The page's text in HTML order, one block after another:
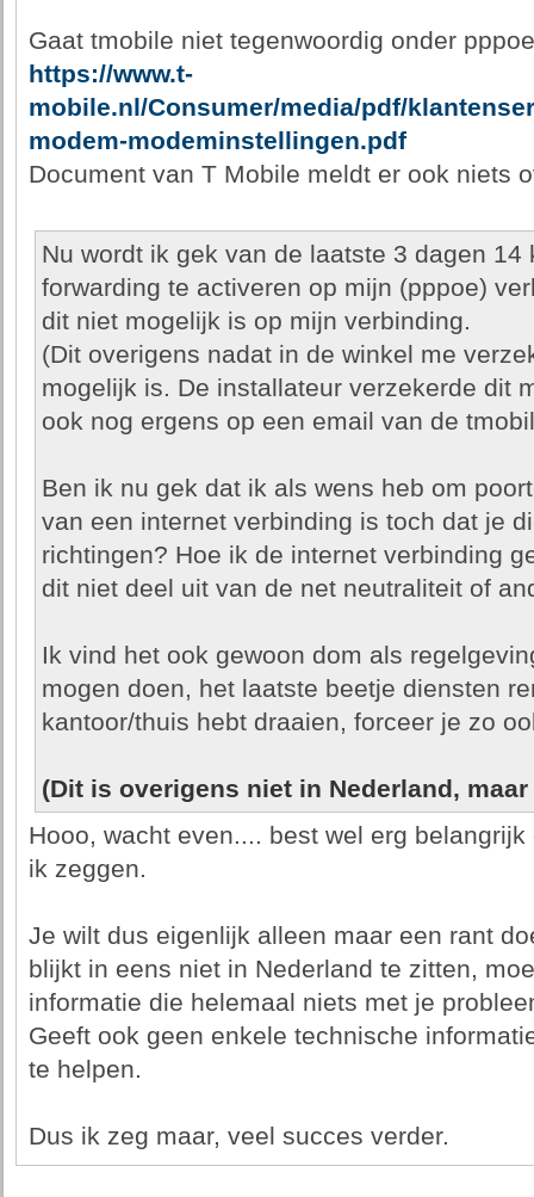
Gaat tmobile niet tegenwoordig onder
https://www.t-
mobile.nl/Consumer/media/pdf/
modem-modeminstellingen.pdf
Document van T Mobile meldt er ook niets
Nu wordt ik gek van de laatste 3 dagen 14
forwarding te activeren op mijn (pppoe)
dit niet mogelijk is op mijn verbinding.
(Dit overigens nadat in de winkel me
mogelijk is. De installateur verzekerde dit
ook nog ergens op een email van de
Ben ik nu gek dat ik als wens heb om
van een internet verbinding is toch dat je
richtingen? Hoe ik de internet verbinding
dit niet deel uit van de net neutraliteit of
Ik vind het ook gewoon dom als
mogen doen, het laatste beetje diensten
kantoor/thuis hebt draaien, forceer je zo
(Dit is overigens niet in Nederland,
Hooo, wacht even.... best wel erg
ik zeggen.
Je wilt dus eigenlijk alleen maar een rant
blijkt in eens niet in Nederland te zitten,
informatie die helemaal niets met je
Geeft ook geen enkele technische
te helpen.
Dus ik zeg maar, veel succes verder.